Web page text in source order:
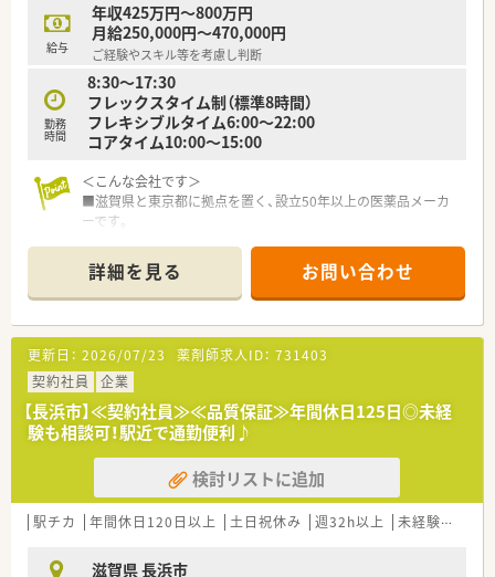
【職場環境と雰囲気】
■20代の若手から経験豊富なベテランまで、幅広い年代の薬剤
師がバランス良く在籍しています
■3年以内の離職率は10%と低く、平均年齢も40代前半と落ち着
いた雰囲気の職場です
■全ての店舗で複数薬剤師体制を徹底しており、一人で業務負担
を抱える心配はありません
給与
年収425万円～800万円
月給250,000円～470,000円
ご経験やスキル等を考慮し判断
勤務
時間
8:30～17:30
フレックスタイム制（標準8時間）
フレキシブルタイム6:00～22:00
コアタイム10:00～15:00
＜こんな会社です＞
■滋賀県と東京都に拠点を置く、設立50年以上の医薬品メーカ
ーです。
的に取り組んでいます。
＜こんな環境です＞
■フレックス勤務を導入し、柔軟な働き方が出来るよう対応して
います。
■築地駅から徒歩7分と駅近立地です。
■階層別に研修を用意し、個々のキャリアに合わせサポートがあ
ります。
詳細を見る お問い合わせ
更新日： 2026/07/23 薬剤師求人ID： 731403
契約社員
企業
【長浜市】≪契約社員≫≪品質保証≫年間休日125日◎未経
験も相談可！駅近で通勤便利♪
検討リストに追加
駅チカ 年間休日120日以上 土日祝休み 週32h以上 未経験可
滋賀県 長浜市